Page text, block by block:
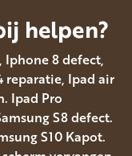
helpen?
Iphone 8 defect,
reparatie, Ipad air
Ipad Pro
S8 defect.
S10 Kapot.